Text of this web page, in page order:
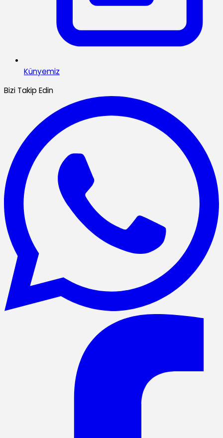
Künyemiz
Bizi Takip Edin